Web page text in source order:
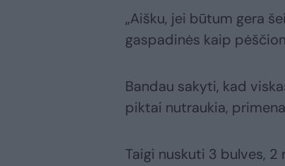
„Aišku, jei būtum gera
gaspadinės kaip
Bandau sakyti, kad
piktai nutraukia,
Taigi nuskuti 3 bulves,